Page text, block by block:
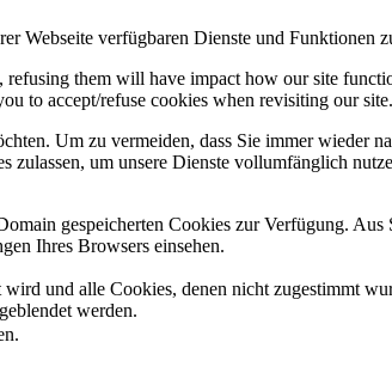
Webseite verfügbaren Dienste und Funktionen
refusing them will have impact how our site
to accept/refuse cookies when revisiting our site.
Um zu vermeiden, dass Sie immer wieder
zulassen, um unsere Dienste vollumfänglich
gespeicherten Cookies zur Verfügung.
Ihres Browsers einsehen.
und alle Cookies, denen nicht zugestimmt
werden.